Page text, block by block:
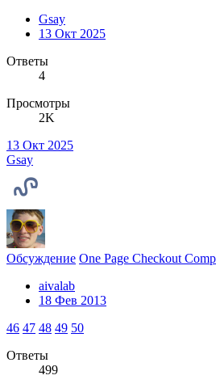
Gsay
13 Окт 2025
Ответы
4
Просмотры
2K
13 Окт 2025
Gsay
Обсуждение One Page Checkout
aivalab
18 Фев 2013
46 47 48 49 50
Ответы
499